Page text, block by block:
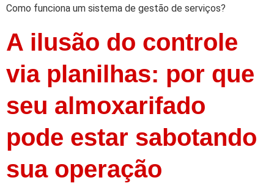
Como funciona um sistema de gestão de serviços?
A ilusão do controle
via planilhas: por que
seu almoxarifado
pode estar sabotando
sua operação